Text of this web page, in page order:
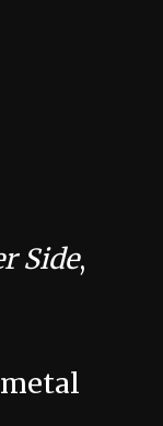
Side,